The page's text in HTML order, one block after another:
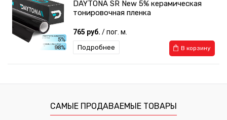
DAYTONA SR New 5% керамическая
тонировочная пленка
765 руб. / пог. м.
В корзину
Подробнее
тонировочная пленка
765 руб./ пог. м.
САМЫЕ ПРОДАВАЕМЫЕ ТОВАРЫ